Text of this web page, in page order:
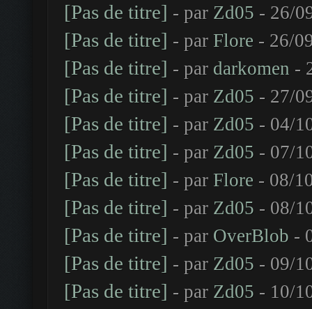
[Pas de titre] - par Zd05 - 26/
[Pas de titre] - par Flore - 26/
[Pas de titre] - par darkomen -
[Pas de titre] - par Zd05 - 27/
[Pas de titre] - par Zd05 - 04/
[Pas de titre] - par Zd05 - 07/
[Pas de titre] - par Flore - 08/
[Pas de titre] - par Zd05 - 08/
[Pas de titre] - par OverBlob -
[Pas de titre] - par Zd05 - 09/
[Pas de titre] - par Zd05 - 10/